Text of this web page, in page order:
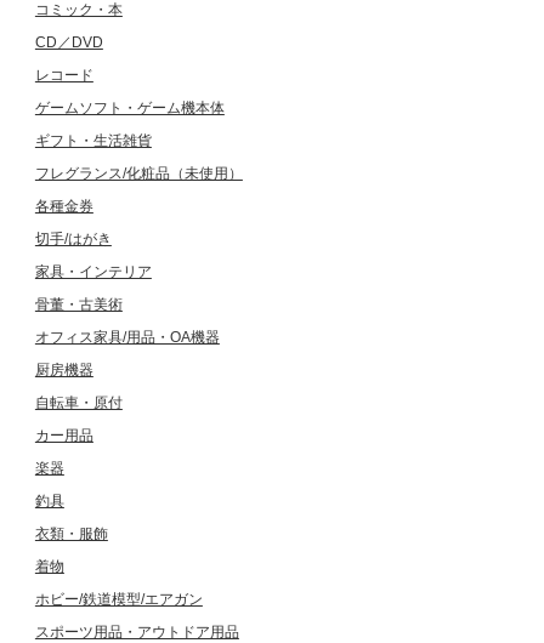
コミック・本
CD／DVD
レコード
ゲームソフト・ゲーム機本体
ギフト・生活雑貨
フレグランス/化粧品（未使用）
各種金券
切手/はがき
家具・インテリア
骨董・古美術
オフィス家具/用品・OA機器
厨房機器
自転車・原付
カー用品
楽器
釣具
衣類・服飾
着物
ホビー/鉄道模型/エアガン
スポーツ用品・アウトドア用品